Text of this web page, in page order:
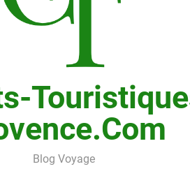
Fiabilité du moteur 2.4L
Blog Voyage